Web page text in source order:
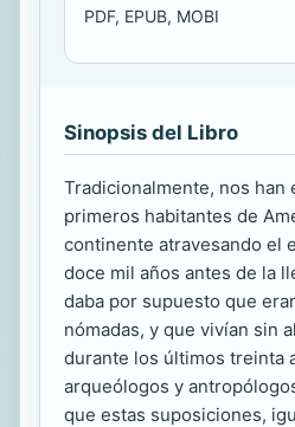
PDF, EPUB, MOBI
Sinopsis del Libro
Tradicionalmente, nos han
primeros habitantes de
continente atravesando el
doce mil años antes de la
daba por supuesto que
nómadas, y que vivían sin
durante los últimos treinta
arqueólogos y
que estas suposiciones,